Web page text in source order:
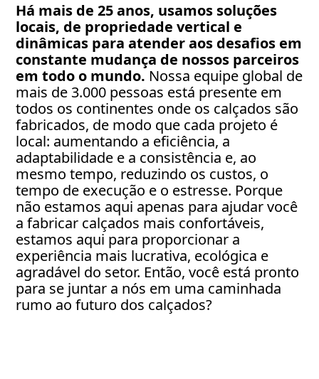
Há mais de 25 anos, usamos soluções
locais, de propriedade vertical e
dinâmicas para atender aos desafios em
constante mudança de nossos parceiros
em todo o mundo. Nossa equipe global de
mais de 3.000 pessoas está presente em
todos os continentes onde os calçados são
fabricados, de modo que cada projeto é
local: aumentando a eficiência, a
adaptabilidade e a consistência e, ao
mesmo tempo, reduzindo os custos, o
tempo de execução e o estresse. Porque
não estamos aqui apenas para ajudar você
a fabricar calçados mais confortáveis,
estamos aqui para proporcionar a
experiência mais lucrativa, ecológica e
agradável do setor. Então, você está pronto
para se juntar a nós em uma caminhada
rumo ao futuro dos calçados?